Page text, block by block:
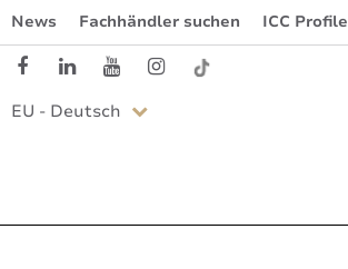
News Fachhändler suchen ICC Profile
EU - Deutsch